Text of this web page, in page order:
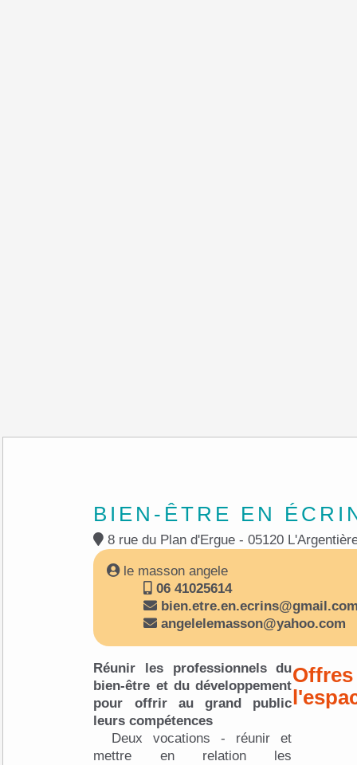
BIEN-ÊTRE EN
8 rue du Plan d'Ergue -
le masson angele
06 41025614
angelelemasson@yahoo.com
Réunir les professionnels du
bien-être et du développement
pour offrir au grand public
leurs compétences
Deux vocations - réunir et
mettre en relation les